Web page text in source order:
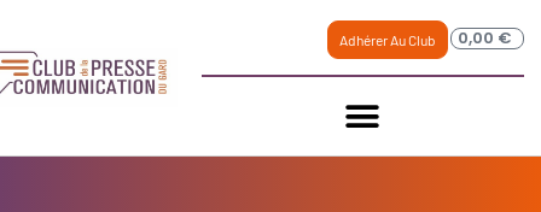
Adhérer Au Club 0,00 €